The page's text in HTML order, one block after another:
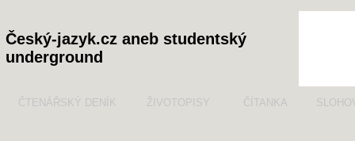
Český-jazyk.cz aneb studentský
underground
ČTENÁŘSKÝ DENÍK ŽIVOTOPISY ČÍTANKA